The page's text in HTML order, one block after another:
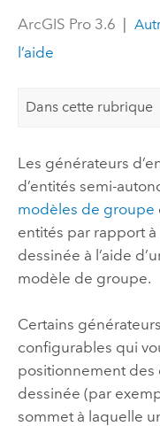
ArcGIS Pro 3.6 |
l’aide
Dans cette rubrique
Les générateurs
d’entités semi-
modèles de groupe
entités par rapport
dessinée à l’aide
modèle de groupe.
Certains
configurables qui
positionnement des
dessinée (par
sommet à laquelle